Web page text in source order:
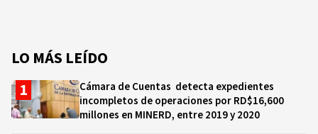
LO MÁS LEÍDO
Cámara de Cuentas detecta expedientes
incompletos de operaciones por RD$16,600
millones en MINERD, entre 2019 y 2020